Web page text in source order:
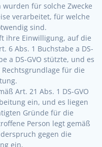
für solche Zwecke
verarbeitet, für welche
sind.
ihre Einwilligung, auf die
6 Abs. 1 Buchstabe a DS-
a DS-GVO stützte, und es
für die
Art. 21 Abs. 1 DS-GVO
ein, und es liegen
Gründe für die
Person legt gemäß
gegen die
ein.